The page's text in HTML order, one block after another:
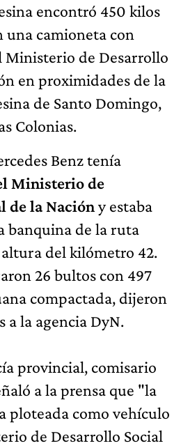
encontró 450 kilos
una camioneta con
Ministerio de Desarrollo
en proximidades de la
de Santo Domingo,
Colonias.
Benz tenía
Ministerio de
de la Nacióny estaba
banquina de la ruta
del kilómetro 42.
26 bultos con 497
compactada, dijeron
a la agencia DyN.
provincial, comisario
a la prensa que "la
ploteada como vehículo
de Desarrollo Social